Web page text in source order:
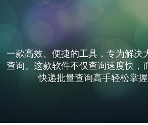
一款高效、便捷的工具，专为解
查询。这款软件不仅查询速度快
快递批量查询高手轻松掌